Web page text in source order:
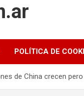
POLÍTICA DE
de China crecen